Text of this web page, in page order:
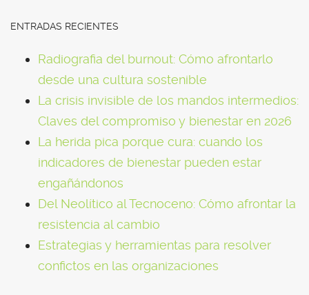
ENTRADAS RECIENTES
Radiografia del burnout: Cómo afrontarlo
desde una cultura sostenible
La crisis invisible de los mandos intermedios:
Claves del compromiso y bienestar en 2026
La herida pica porque cura: cuando los
indicadores de bienestar pueden estar
engañándonos
Del Neolítico al Tecnoceno: Cómo afrontar la
resistencia al cambio
Estrategias y herramientas para resolver
confictos en las organizaciones